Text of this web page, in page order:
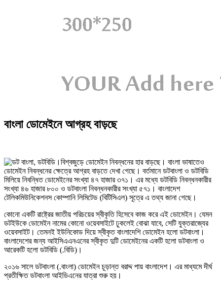
বাংলা ডোমেইনে আগ্রহ বাড়ছে
বিশ্বজুড়ে ডোমেইন নিবন্ধনের হার বাড়ছে। বাংলা ভাষাতেও
ডোমেইন নিবন্ধনের ক্ষেত্রে আগ্রহ বাড়তে দেখা গেছে। বর্তমানে ডটবাংলা ও ডটবিডি
মিলিয়ে নিবন্ধিত ডোমেইনের সংখ্যা ৪৭ হাজার ৩৭১। এর মধ্যে ডটবিডি নিবন্ধনকারীর
সংখ্যা ৪৬ হাজার ৮০০ ও ডটবাংলা নিবন্ধনকারীর সংখ্যা ৫৭১। বাংলাদেশ
টেলিকমিউনিকেশনস কোম্পানি লিমিটেড (বিটিসিএল) সূত্রে এ তথ্য জানা গেছে।
কোনো একটি রাষ্ট্রের জাতীয় পরিচয়ের স্বীকৃতি হিসেবে কাজ করে এই ডোমেইন। যেমন
ডটইউকে ডোমেইন নামের কোনো ওয়েবসাইটে ঢুকলেই বোঝা যাবে, সেটি যুক্তরাজ্যের
ওয়েবসাইট। তেমনই ইউনিকোড দিয়ে স্বীকৃত বাংলাদেশি ডোমেইন হলো ডটবাংলা।
বাংলাদেশের জন্য আইসিএএনএনের স্বীকৃত দুটি ডোমেইনের একটি হলো ডটবাংলা ও
আরেকটি হলো ডটবিডি (.বিডি)।
২০১৬ সালে ডটবাংলা (.বাংলা) ডোমেইন চূড়ান্ত বরাদ্দ পায় বাংলাদেশ। এর মাধ্যমে দীর্ঘ
প্রতীক্ষিত ডটবাংলা আইডিএনের যাত্রা শুরু হয়।